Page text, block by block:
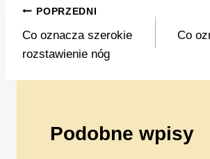
Nawigacja
wpisu
POPRZEDNI
Co oznacza szerokie
rozstawienie nóg
Co
Podobne wpisy